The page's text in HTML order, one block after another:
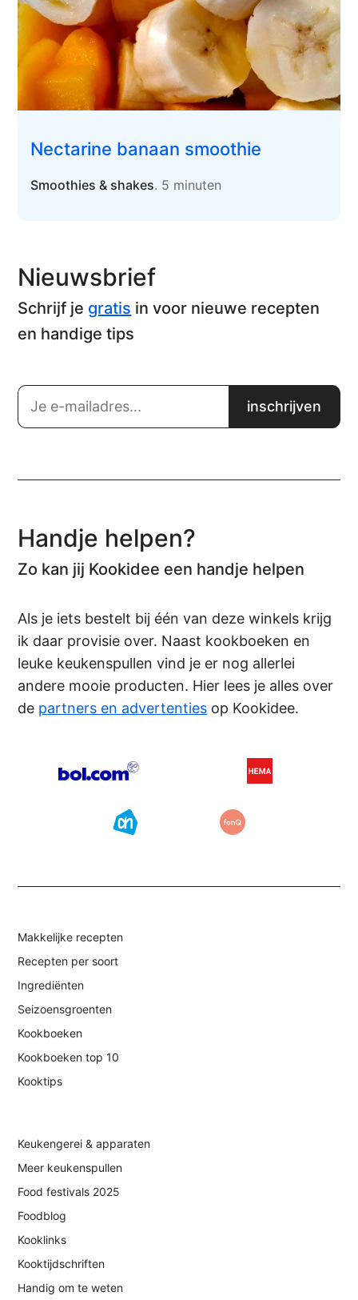
Nectarine banaan smoothie
Smoothies & shakes. 5 minuten
Nieuwsbrief
Schrijf je gratis in voor nieuwe recepten
en handige tips
Handje helpen?
Zo kan jij Kookidee een handje helpen
Als je iets bestelt bij één van deze winkels krijg
ik daar provisie over. Naast kookboeken en
leuke keukenspullen vind je er nog allerlei
andere mooie producten. Hier lees je alles over
de partners en advertenties op Kookidee.
Makkelijke recepten
Recepten per soort
Ingrediënten
Seizoensgroenten
Kookboeken
Kookboeken top 10
Kooktips
Keukengerei & apparaten
Meer keukenspullen
Food festivals 2025
Foodblog
Kooklinks
Kooktijdschriften
Handig om te weten